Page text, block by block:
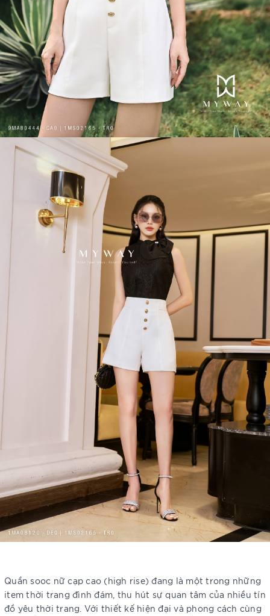
Quần sooc nữ cạp cao (high rise) đang là một trong những
item thời trang đình đám, thu hút sự quan tâm của nhiều tín
đồ yêu thời trang. Với thiết kế hiện đại và phong cách cùng